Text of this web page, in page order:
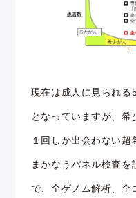
現在は成人に見られる
となっていますが、希
１回しか出会わない
まかなうパネル検査
で、全ゲノム解析、全